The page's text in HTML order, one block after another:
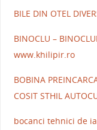
BILE DIN OTEL
BINOCLU –
www.khilipir.ro
BOBINA
COSIT STHIL
bocanci tehnici de